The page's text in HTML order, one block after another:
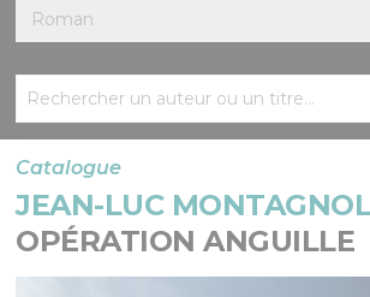
Catalogue
JEAN-LUC
OPÉRATION ANGUILLE